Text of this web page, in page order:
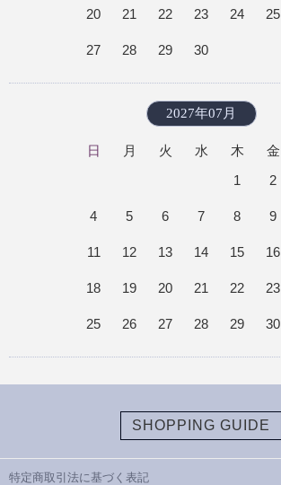
20 21 22 23 24 25
27 28 29 30
2027年07月
日 月 火 水 木 金
1
2
4 5 6 7 8 9
11 12 13 14 15 16
18 19 20 21 22 23
25 26 27 28 29 30
SHOPPING GUIDE
特定商取引法に基づく表記